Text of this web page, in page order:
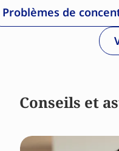
Problèmes de
Conseils et